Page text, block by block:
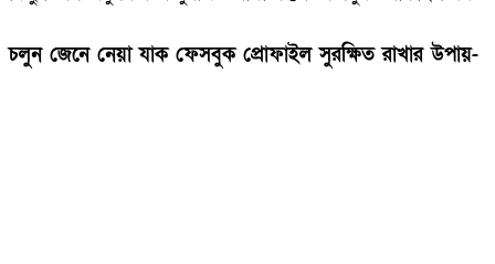
চলুন জেনে নেয়া যাক ফেসবুক প্রোফাইল সুরক্ষিত রাখার উপায়-